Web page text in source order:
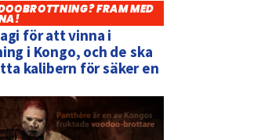
FRAM MED
för att vinna i
i Kongo, och de ska
kalibern för säker en